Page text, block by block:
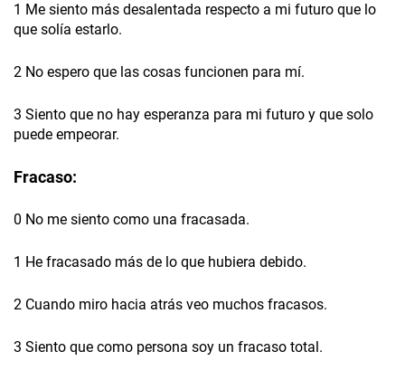
1 Me siento más desalentada respecto a mi futuro que lo
que solía estarlo.
2 No espero que las cosas funcionen para mí.
3 Siento que no hay esperanza para mi futuro y que solo
puede empeorar.
Fracaso:
0 No me siento como una fracasada.
1 He fracasado más de lo que hubiera debido.
2 Cuando miro hacia atrás veo muchos fracasos.
3 Siento que como persona soy un fracaso total.